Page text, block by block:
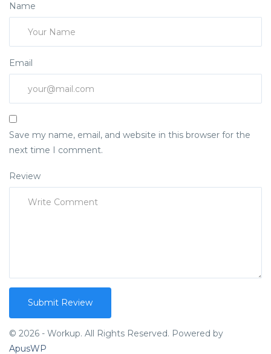
Name
Email
Save my name, email, and website in this browser for the
next time I comment.
Review
© 2026 - Workup. All Rights Reserved. Powered by
ApusWP